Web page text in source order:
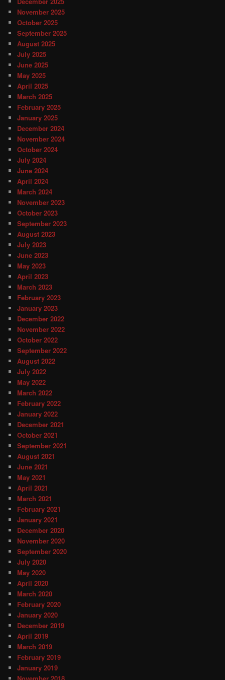
November 2025
October 2025
September 2025
August 2025
July 2025
June 2025
May 2025
April 2025
March 2025
February 2025
January 2025
December 2024
November 2024
October 2024
July 2024
June 2024
April 2024
March 2024
November 2023
October 2023
September 2023
August 2023
July 2023
June 2023
May 2023
April 2023
March 2023
February 2023
January 2023
December 2022
November 2022
October 2022
September 2022
August 2022
July 2022
May 2022
March 2022
February 2022
January 2022
December 2021
October 2021
September 2021
August 2021
June 2021
May 2021
April 2021
March 2021
February 2021
January 2021
December 2020
November 2020
September 2020
July 2020
May 2020
April 2020
March 2020
February 2020
January 2020
December 2019
April 2019
March 2019
February 2019
January 2019